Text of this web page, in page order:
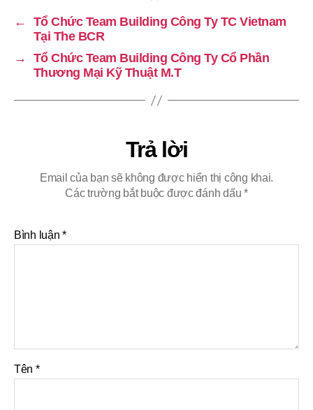
←
Tổ Chức Team Building Công Ty TC Vietnam
Tại The BCR
→
Tổ Chức Team Building Công Ty Cổ Phần
Thương Mại Kỹ Thuật M.T
Trả lời
Email của bạn sẽ không được hiển thị công khai.
Các trường bắt buộc được đánh dấu*
Bình luận*
Tên *